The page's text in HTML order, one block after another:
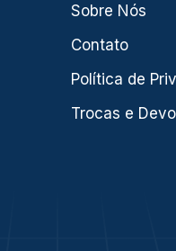
Sobre Nós
Contato
Política de
Trocas e